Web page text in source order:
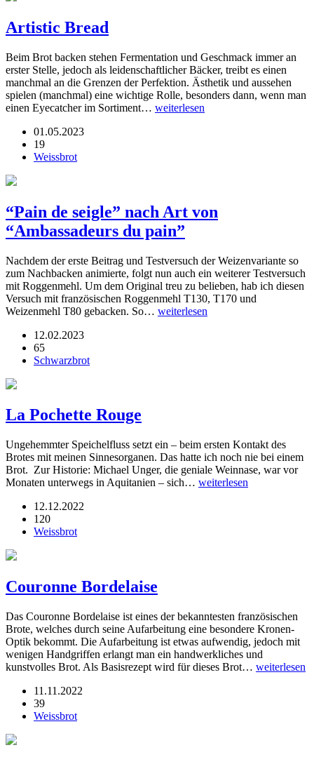
Artistic Bread
Beim Brot backen stehen Fermentation und Geschmack immer an
erster Stelle, jedoch als leidenschaftlicher Bäcker, treibt es einen
manchmal an die Grenzen der Perfektion. Ästhetik und aussehen
spielen (manchmal) eine wichtige Rolle, besonders dann, wenn man
einen Eyecatcher im Sortiment… weiterlesen
01.05.2023
19
Weissbrot
“Pain de seigle” nach Art von
“Ambassadeurs du pain”
Nachdem der erste Beitrag und Testversuch der Weizenvariante so
zum Nachbacken animierte, folgt nun auch ein weiterer Testversuch
mit Roggenmehl. Um dem Original treu zu belieben, hab ich diesen
Versuch mit französischen Roggenmehl T130, T170 und
Weizenmehl T80 gebacken. So… weiterlesen
12.02.2023
65
Schwarzbrot
La Pochette Rouge
Ungehemmter Speichelfluss setzt ein – beim ersten Kontakt des
Brotes mit meinen Sinnesorganen. Das hatte ich noch nie bei einem
Brot. Zur Historie: Michael Unger, die geniale Weinnase, war vor
Monaten unterwegs in Aquitanien – sich… weiterlesen
12.12.2022
120
Weissbrot
Couronne Bordelaise
Das Couronne Bordelaise ist eines der bekanntesten französischen
Brote, welches durch seine Aufarbeitung eine besondere Kronen-
Optik bekommt. Die Aufarbeitung ist etwas aufwendig, jedoch mit
wenigen Handgriffen erlangt man ein handwerkliches und
kunstvolles Brot. Als Basisrezept wird für dieses Brot… weiterlesen
11.11.2022
39
Weissbrot